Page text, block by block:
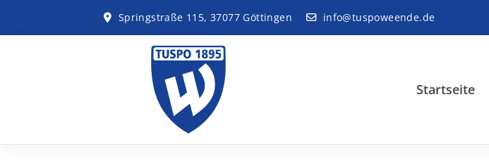
Springstraße 115, 37077 Göttingen info@tuspoweende.de
Startseite